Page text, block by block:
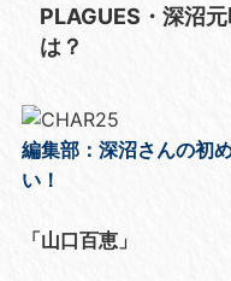
PLAGUES・深沼
は？
編集部：深沼さんの初
い！
「山口百恵」